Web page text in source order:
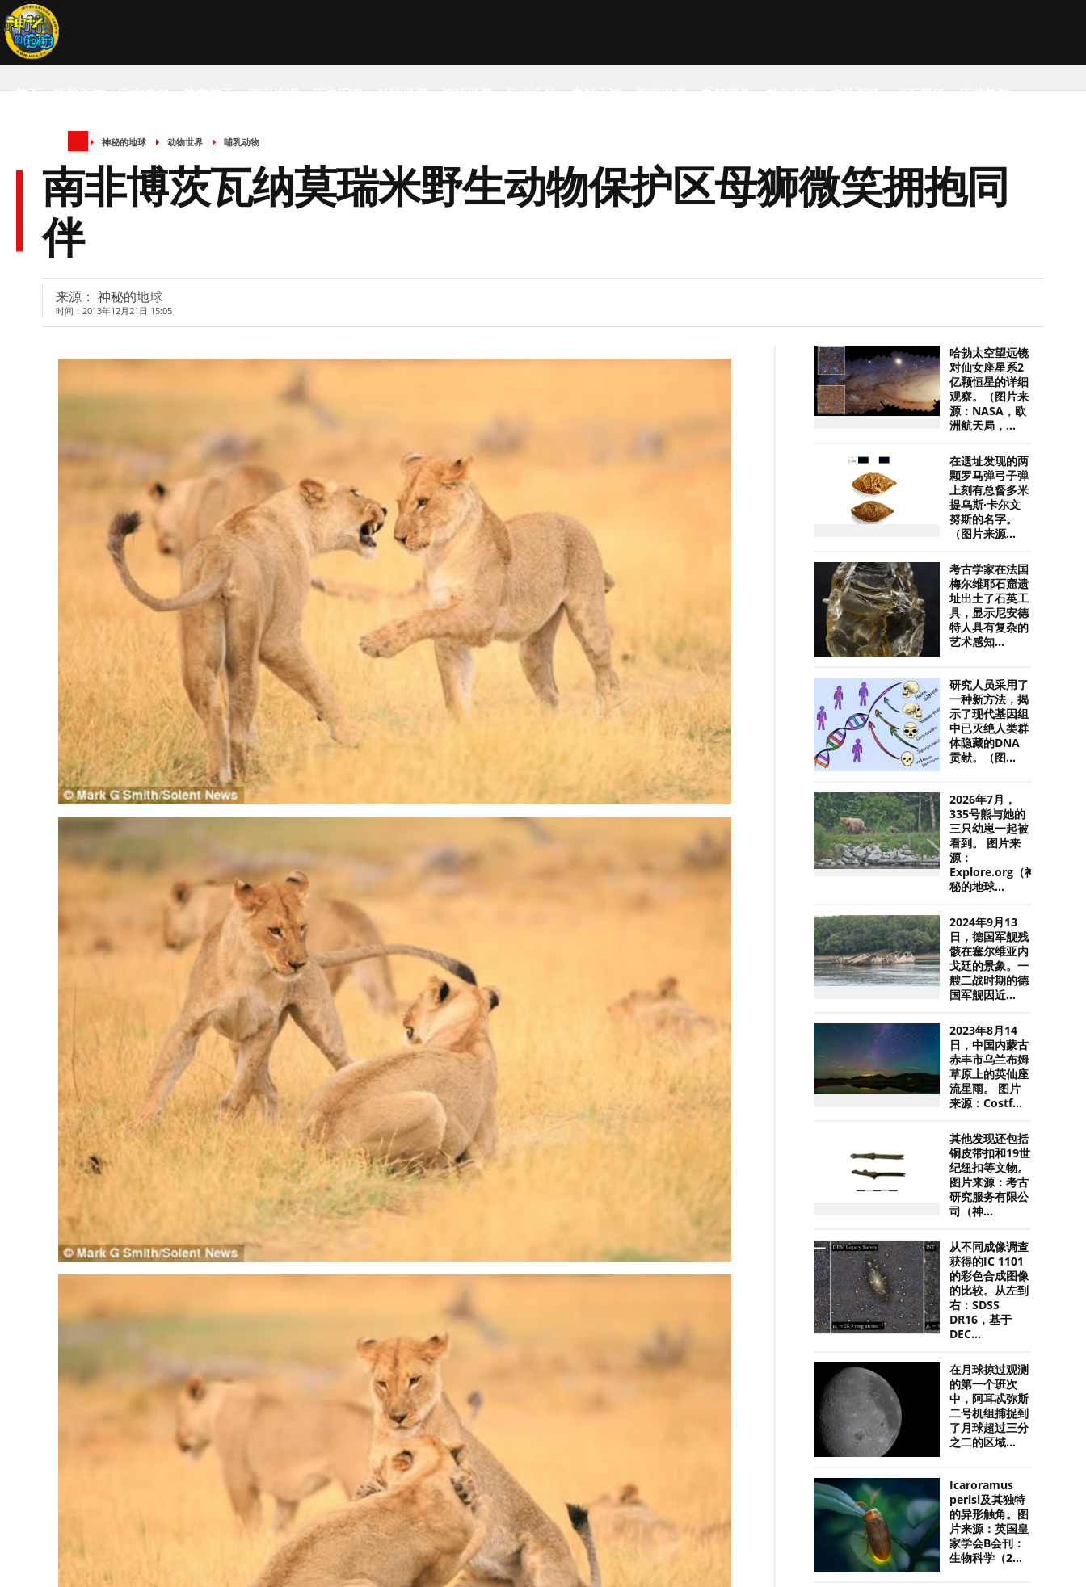
首页 科技新知 宇宙奥秘 航空航天 国家地理 历史军事 动物世界 植物世界 远古生物 未解之谜 探索发现 自然现象 考古发现 户外探险 桌面壁纸 环球趣闻
神秘的地球 动物世界 哺乳动物
南非博茨瓦纳莫瑞米野生动物保护区母狮微笑拥抱同
伴
来源： 神秘的地球
时间：2013年12月21日 15:05
哈勃太空望远镜
对仙女座星系2
亿颗恒星的详细
观察。（图片来
源：NASA，欧
洲航天局，...
在遗址发现的两
颗罗马弹弓子弹
上刻有总督多米
提乌斯·卡尔文
努斯的名字。
（图片来源...
考古学家在法国
梅尔维耶石窟遗
址出土了石英工
具，显示尼安德
特人具有复杂的
艺术感知...
研究人员采用了
一种新方法，揭
示了现代基因组
中已灭绝人类群
体隐藏的DNA
贡献。（图...
2026年7月，
335号熊与她的
三只幼崽一起被
看到。 图片来
源：
Explore.org（神
秘的地球...
2024年9月13
日，德国军舰残
骸在塞尔维亚内
戈廷的景象。一
艘二战时期的德
国军舰因近...
2023年8月14
日，中国内蒙古
赤丰市乌兰布姆
草原上的英仙座
流星雨。 图片
来源：Costf...
其他发现还包括
铜皮带扣和19世
纪纽扣等文物。
图片来源：考古
研究服务有限公
司（神...
从不同成像调查
获得的IC 1101
的彩色合成图像
的比较。从左到
右：SDSS
DR16，基于
DEC...
在月球掠过观测
的第一个班次
中，阿耳忒弥斯
二号机组捕捉到
了月球超过三分
之二的区域...
Icaroramus
perisi及其独特
的异形触角。图
片来源：英国皇
家学会B会刊：
生物科学（2...